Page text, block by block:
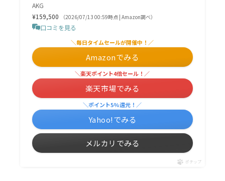
AKG
¥159,500
（2026/07/13 00:59時点 | Amazon調べ）
口コミを見る
＼毎日タイムセールが開催中！／
Amazonでみる
＼楽天ポイント4倍セール！／
楽天市場でみる
＼ポイント5%還元！／
Yahoo!でみる
メルカリでみる
ポチップ